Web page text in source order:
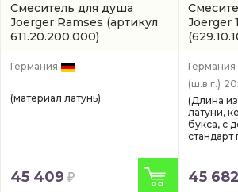
Смеситель для душа
Joerger Ramses (артикул
611.20.200.000)
Германия
(материал латунь)
45 409
Joerger
Германия
(ш.в.г.)
(Длина
латуни,
букса, с
стандарт
45 682